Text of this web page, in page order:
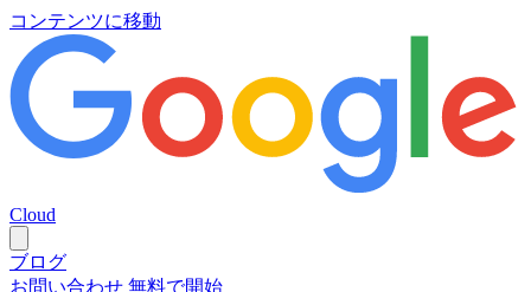
コンテンツに移動
Cloud
ブログ
お問い合わせ 無料で開始